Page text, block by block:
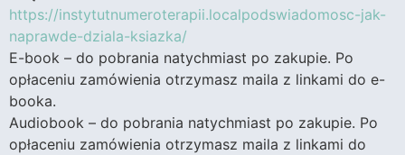
https://instytutnumeroterapii.localpodswiadomosc-jak-
naprawde-dziala-ksiazka/
E-book – do pobrania natychmiast po zakupie. Po
opłaceniu zamówienia otrzymasz maila z linkami do e-
booka.
Audiobook – do pobrania natychmiast po zakupie. Po
opłaceniu zamówienia otrzymasz maila z linkami do